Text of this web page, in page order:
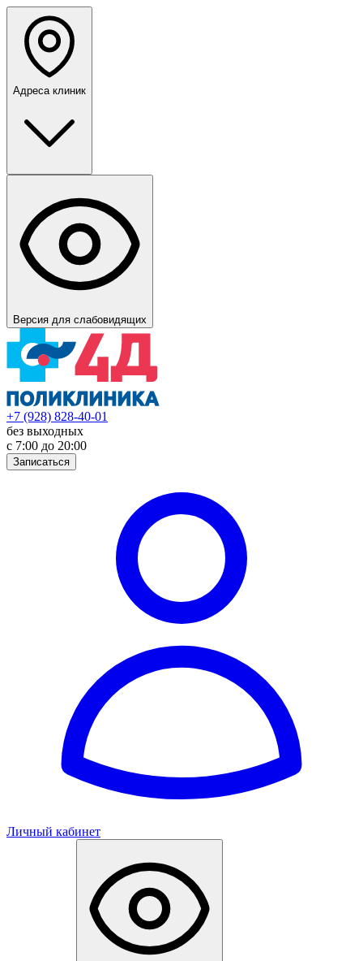
Адреса клиник
Версия для слабовидящих
+7 (928) 828-40-01
без выходных
с 7:00 до 20:00
Записаться
Личный кабинет